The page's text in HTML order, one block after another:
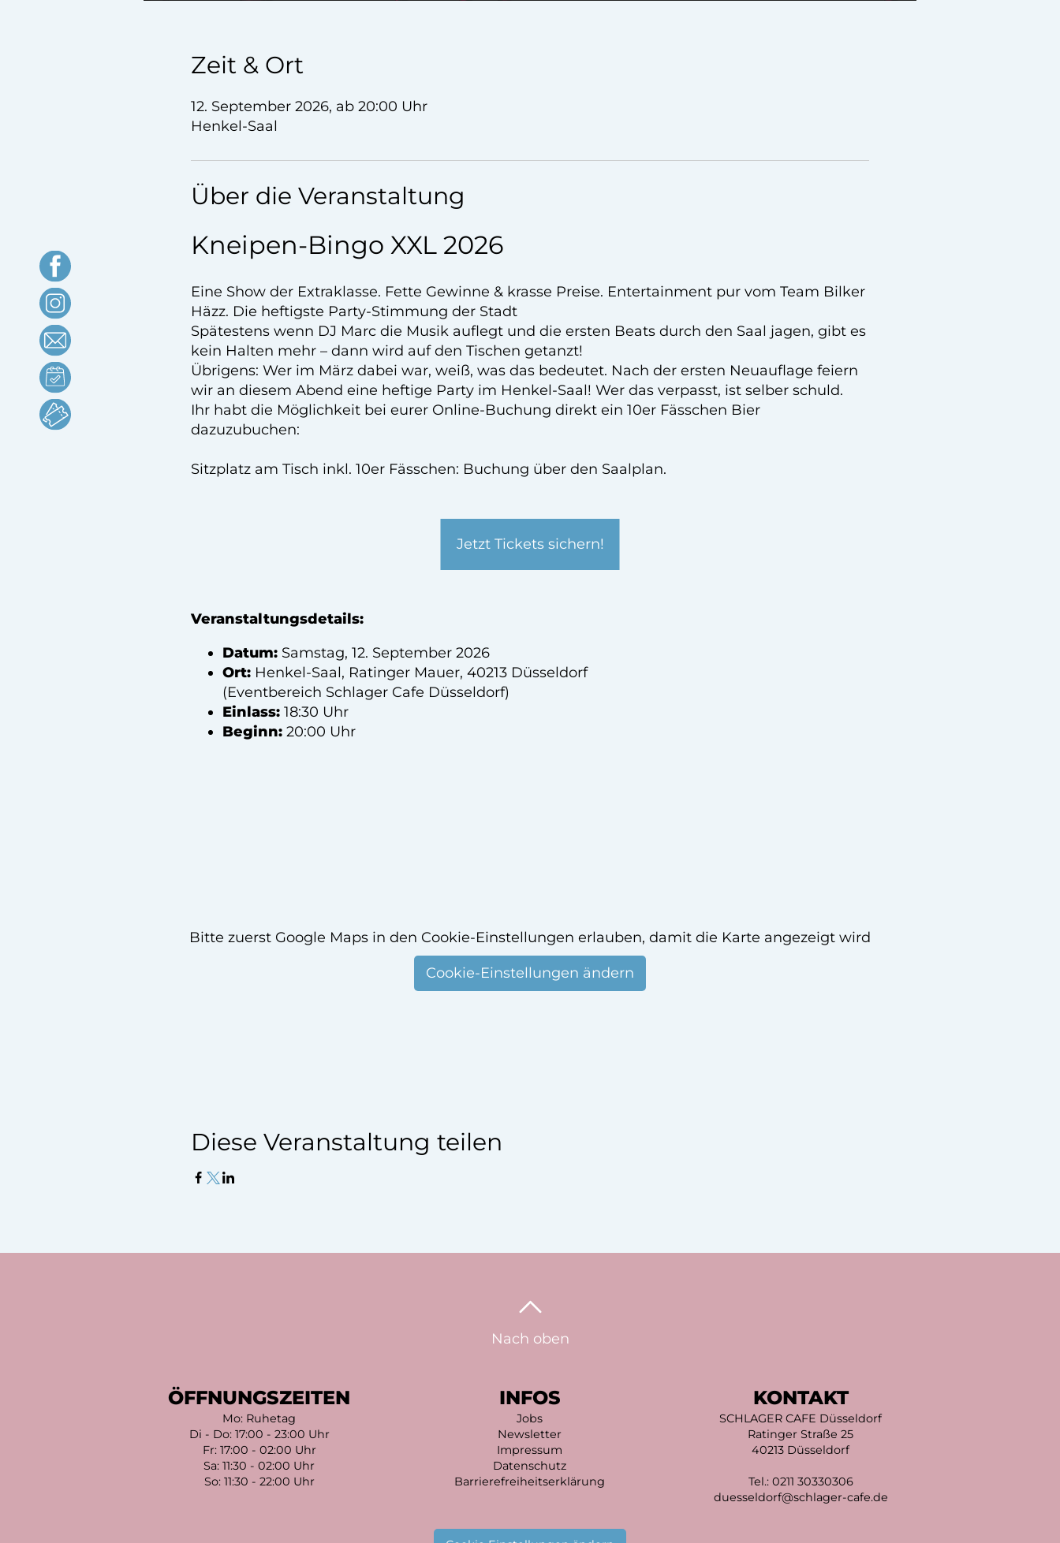
Zeit & Ort
12. September 2026, ab 20:00 Uhr
Henkel-Saal
Über die Veranstaltung
Kneipen-Bingo XXL 2026
Eine Show der Extraklasse. Fette Gewinne & krasse Preise. Entertainment pur vom Team Bilker
Häzz. Die heftigste Party-Stimmung der Stadt
Spätestens wenn DJ Marc die Musik auflegt und die ersten Beats durch den Saal jagen, gibt es
kein Halten mehr – dann wird auf den Tischen getanzt!
Übrigens: Wer im März dabei war, weiß, was das bedeutet. Nach der ersten Neuauflage feiern
wir an diesem Abend eine heftige Party im Henkel-Saal! Wer das verpasst, ist selber schuld.
Ihr habt die Möglichkeit bei eurer Online-Buchung direkt ein 10er Fässchen Bier
dazuzubuchen:
Sitzplatz am Tisch inkl. 10er Fässchen: Buchung über den Saalplan.
Jetzt Tickets sichern!
Veranstaltungsdetails:
Datum: Samstag, 12. September 2026
Ort: Henkel-Saal, Ratinger Mauer, 40213 Düsseldorf
(Eventbereich Schlager Cafe Düsseldorf)
Einlass: 18:30 Uhr
Beginn: 20:00 Uhr
Bitte zuerst Google Maps in den Cookie-Einstellungen erlauben, damit die Karte angezeigt wird
Cookie-Einstellungen ändern
Diese Veranstaltung teilen
Nach oben
ÖFFNUNGSZEITEN
Mo: Ruhetag
Di - Do: 17:00 - 23:00 Uhr
Fr: 17:00 - 02:00 Uhr
Sa: 11:30 - 02:00 Uhr
So: 11:30 - 22:00 Uhr
INFOS
Jobs
Newsletter
Impressum
Datenschutz
Barrierefreiheitserklärung
KONTAKT
SCHLAGER CAFE Düsseldorf
Ratinger Straße 25
40213 Düsseldorf
Tel.: 0211 30330306
duesseldorf@schlager-cafe.de